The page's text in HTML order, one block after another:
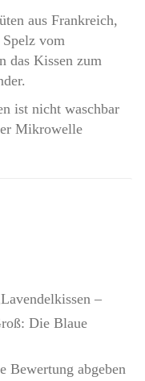
aus Frankreich,
vom
das Kissen zum
ist nicht waschbar
Mikrowelle
–
Die Blaue
Bewertung abgeben